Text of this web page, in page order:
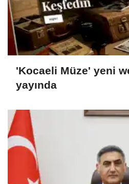
'Kocaeli Müze' yeni
yayında